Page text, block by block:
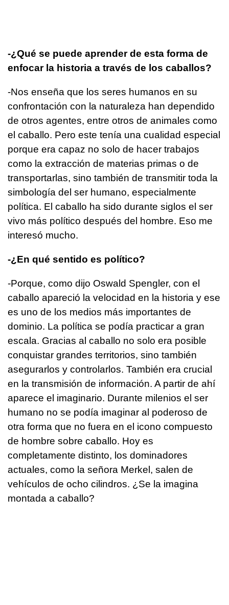
-¿Qué se puede aprender de esta forma de
enfocar la historia a través de los caballos?
-Nos enseña que los seres humanos en su
confrontación con la naturaleza han dependido
de otros agentes, entre otros de animales como
el caballo. Pero este tenía una cualidad especial
porque era capaz no solo de hacer trabajos
como la extracción de materias primas o de
transportarlas, sino también de transmitir toda la
simbología del ser humano, especialmente
política. El caballo ha sido durante siglos el ser
vivo más político después del hombre. Eso me
interesó mucho.
-¿En qué sentido es político?
-Porque, como dijo Oswald Spengler, con el
caballo apareció la velocidad en la historia y ese
es uno de los medios más importantes de
dominio. La política se podía practicar a gran
escala. Gracias al caballo no solo era posible
conquistar grandes territorios, sino también
asegurarlos y controlarlos. También era crucial
en la transmisión de información. A partir de ahí
aparece el imaginario. Durante milenios el ser
humano no se podía imaginar al poderoso de
otra forma que no fuera en el icono compuesto
de hombre sobre caballo. Hoy es
completamente distinto, los dominadores
actuales, como la señora Merkel, salen de
vehículos de ocho cilindros. ¿Se la imagina
montada a caballo?